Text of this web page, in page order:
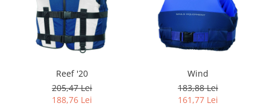
Reef '20
205,47 Lei
188,76 Lei
Wind
183,88 Lei
161,77 Lei